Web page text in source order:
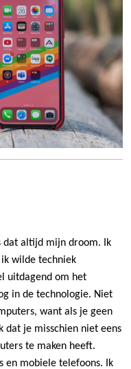
dat altijd mijn droom. Ik
wilde techniek
uitdagend om het
in de technologie. Niet
want als je geen
dat je misschien niet eens
te maken heeft.
en mobiele telefoons. Ik